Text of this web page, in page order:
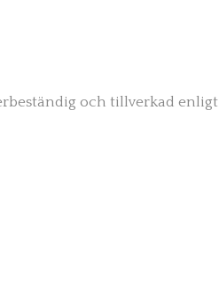
och tillverkad enligt